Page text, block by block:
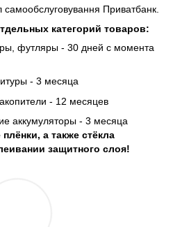
самообслуговування Приватбанк.
категорий товаров:
футляры - 30 дней с момента
- 3 месяца
- 12 месяцев
аккумуляторы - 3 месяца
а также стёкла
защитного слоя!